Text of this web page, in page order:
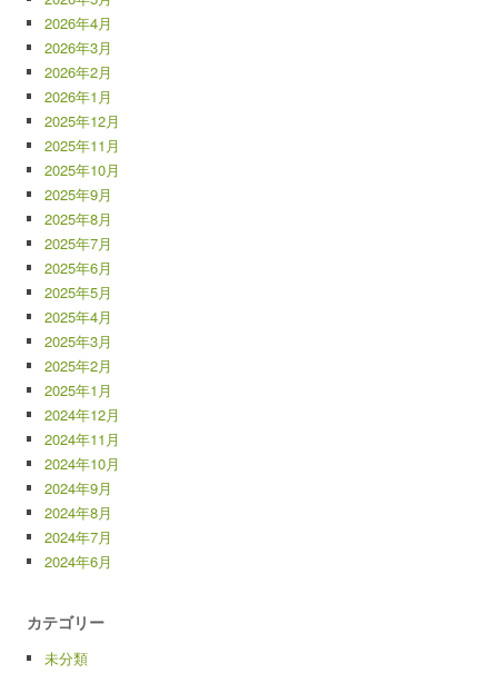
2026年4月
2026年3月
2026年2月
2026年1月
2025年12月
2025年11月
2025年10月
2025年9月
2025年8月
2025年7月
2025年6月
2025年5月
2025年4月
2025年3月
2025年2月
2025年1月
2024年12月
2024年11月
2024年10月
2024年9月
2024年8月
2024年7月
2024年6月
カテゴリー
未分類